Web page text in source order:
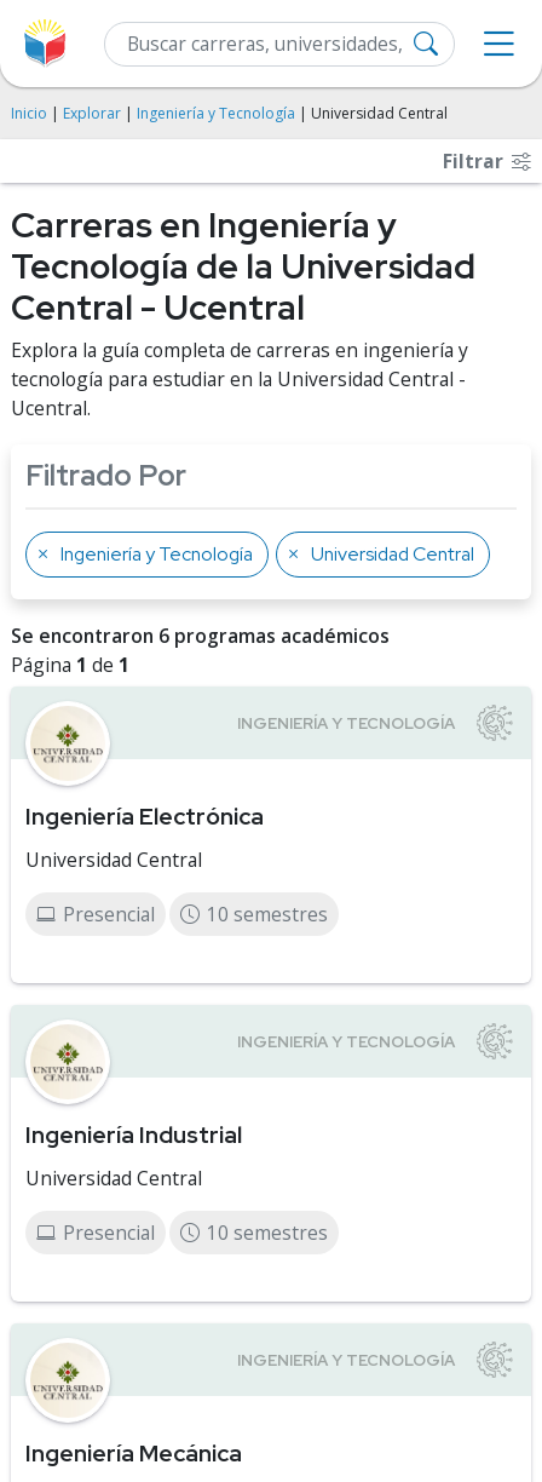
Inicio | Explorar | Ingeniería y Tecnología | Universidad Central
Filtrar
Carreras en Ingeniería y
Tecnología de la Universidad
Central - Ucentral
Explora la guía completa de carreras en ingeniería y
tecnología para estudiar en la Universidad Central -
Ucentral.
Filtrado Por
Ingeniería y Tecnología Universidad Central
Se encontraron 6 programas académicos
Página 1 de 1
Ingeniería Electrónica
Universidad Central
Presencial 10 semestres
Ingeniería Industrial
Universidad Central
Presencial 10 semestres
Ingeniería Mecánica